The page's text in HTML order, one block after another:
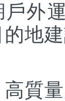
戶外
地
量